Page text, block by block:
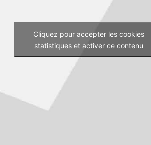
Cliquez pour accepter les cookies
statistiques et activer ce contenu